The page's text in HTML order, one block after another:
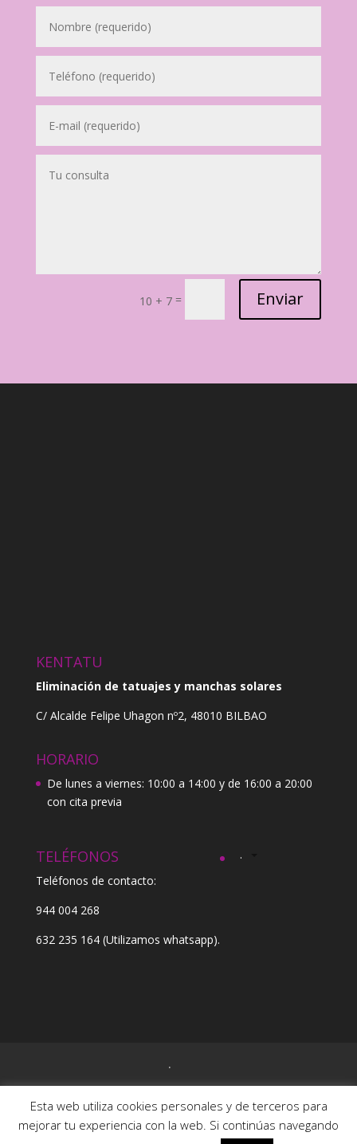
10 + 7 = Enviar
KENTATU
Eliminación de tatuajes y manchas solares
C/ Alcalde Felipe Uhagon nº2, 48010 BILBAO
HORARIO
De lunes a viernes: 10:00 a 14:00 y de 16:00 a 20:00
con cita previa
TELÉFONOS
Teléfonos de contacto:
944 004 268
632 235 164(Utilizamos whatsapp).
.
.
Kentatu © 2017-20 | Nota legal| Política de
Esta web utiliza cookies personales y de terceros para
mejorar tu experiencia con la web. Si continúas navegando